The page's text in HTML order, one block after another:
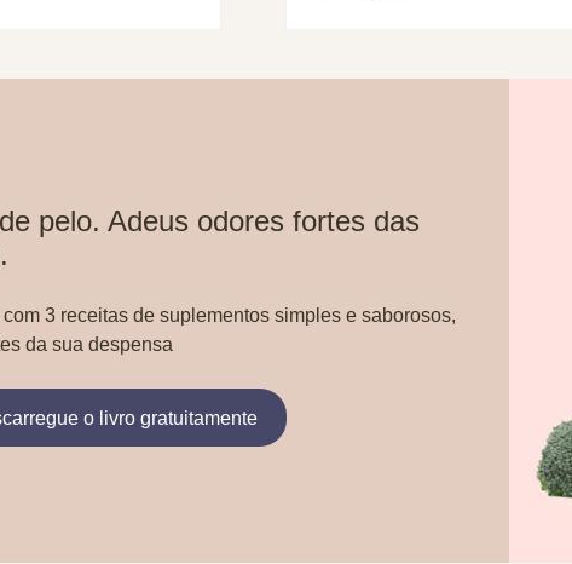
pelo. Adeus odores fortes das
3 receitas de suplementos simples e saborosos,
da sua despensa
o livro gratuitamente